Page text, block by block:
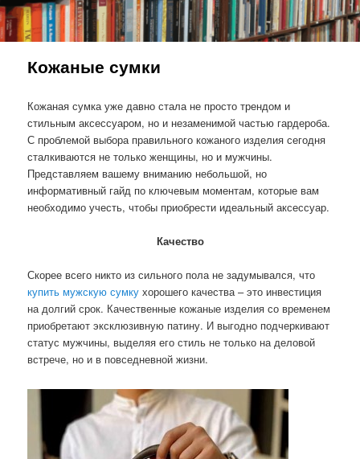
Кожаные сумки
Кожаная сумка уже давно стала не просто трендом и
стильным аксессуаром, но и незаменимой частью гардероба.
С проблемой выбора правильного кожаного изделия сегодня
сталкиваются не только женщины, но и мужчины.
Представляем вашему вниманию небольшой, но
информативный гайд по ключевым моментам, которые вам
необходимо учесть, чтобы приобрести идеальный аксессуар.
Качество
Скорее всего никто из сильного пола не задумывался, что
купить мужскую сумку хорошего качества – это инвестиция
на долгий срок. Качественные кожаные изделия со временем
приобретают эксклюзивную патину. И выгодно подчеркивают
статус мужчины, выделяя его стиль не только на деловой
встрече, но и в повседневной жизни.